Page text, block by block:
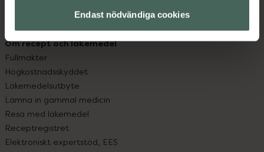
Endast nödvändiga cookies
Om recept och läkemedel
Fullmakter
Högkostnadsskyddet
Läkemedelsutbyte
Lämna in gammal medicin
Resa med läkemedel
Receptregistret
Elektroniskt expertstöd, EES